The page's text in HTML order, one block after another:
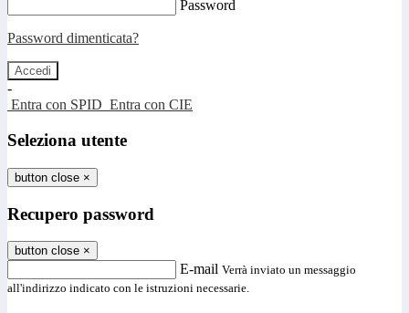
Password
Password dimenticata?
-
Entra con SPID Entra con CIE
Seleziona utente
button close ×
Recupero password
button close ×
E-mail Verrà inviato un messaggio
all'indirizzo indicato con le istruzioni necessarie.